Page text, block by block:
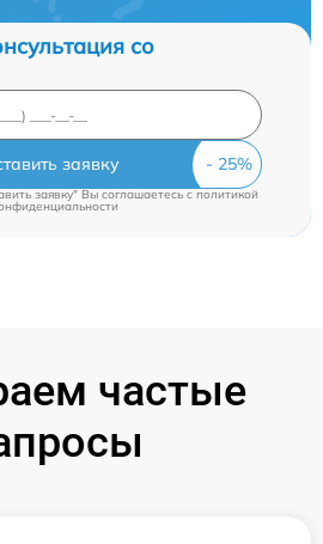
со
заявку
заявку" Вы соглашаетесь cполитикой
частые